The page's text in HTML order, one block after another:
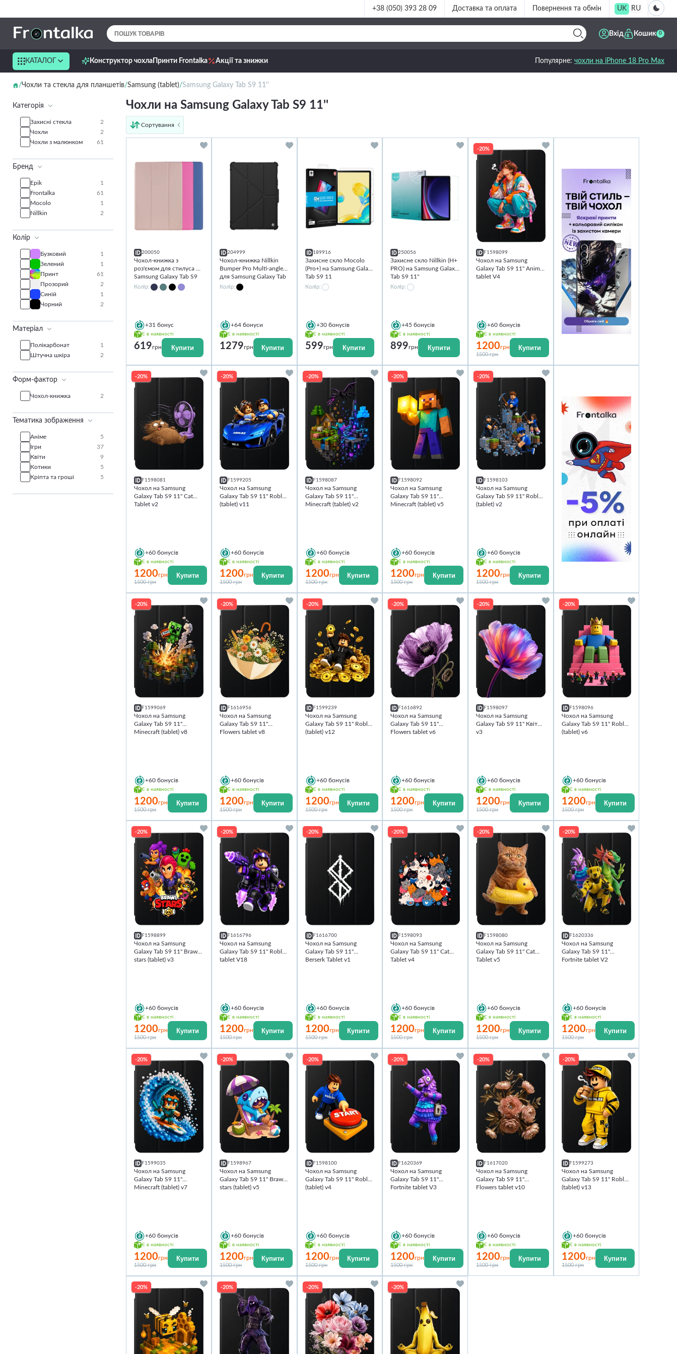
+38 (050) 393 28 09 Доставка та оплата Повернення та обмін UK RU
Вхід Кошик 0
КАТАЛОГ Конструктор чохла Принти Frontalka Акції та знижки Популярне: чохли на iPhone 18 Pro Max
Чохли та стекла для планшетів Samsung (tablet) Samsung Galaxy Tab S9 11''
Категорія
Захисні стекла
2
Чохли
2
Чохли з малюнком
61
Бренд
Epik
1
Frontalka
61
Mocolo
1
Nillkin
2
Колір
Бузковий
1
Зелений
1
Принт
61
Прозорий
2
Синій
1
Чорний
2
Матеріал
Полікарбонат
1
Штучна шкіра
2
Форм-фактор
Чохол-книжка 2
Тематика зображення
Аніме
5
Ігри
37
Квіти
9
Котики
5
Кріпта та гроші
5
Чохли на Samsung Galaxy Tab S9 11''
Сортування
від дешевих до дорогих
від дорогих до дешевих
200050
Чохол-книжка з
роз'ємом для стилуса на
Samsung Galaxy Tab S9
11''
Колір:
+31 бонус
Є в наявності
619грн Купити
204999
Чохол-книжка Nillkin
Bumper Pro Multi-angle
для Samsung Galaxy Tab
S9 11''
Колір:
+64 бонуси
Є в наявності
1279грн Купити
189916
Захисне скло Mocolo
(Pro+) на Samsung Galaxy
Tab S9 11
Колір:
+30 бонусів
Є в наявності
599грн Купити
250056
Захисне скло Nillkin (H+
PRO) на Samsung Galaxy
Tab S9 11''
Колір:
+45 бонусів
Є в наявності
899грн Купити
-20%
F1598099
Чохол на Samsung
Galaxy Tab S9 11'' Anime
tablet V4
+60 бонусів
Є в наявності
1200грн
1500 грн
Купити
-20%
F1598081
Чохол на Samsung
Galaxy Tab S9 11'' Cat
Tablet v2
+60 бонусів
Є в наявності
1200грн
1500 грн
Купити
-20%
F1599205
Чохол на Samsung
Galaxy Tab S9 11'' Roblox
(tablet) v11
+60 бонусів
Є в наявності
1200грн
1500 грн
Купити
-20%
F1598087
Чохол на Samsung
Galaxy Tab S9 11''
Minecraft (tablet) v2
+60 бонусів
Є в наявності
1200грн
1500 грн
Купити
-20%
F1598092
Чохол на Samsung
Galaxy Tab S9 11''
Minecraft (tablet) v5
+60 бонусів
Є в наявності
1200грн
1500 грн
Купити
-20%
F1598103
Чохол на Samsung
Galaxy Tab S9 11'' Roblox
(tablet) v2
+60 бонусів
Є в наявності
1200грн
1500 грн
Купити
-20%
F1599069
Чохол на Samsung
Galaxy Tab S9 11''
Minecraft (tablet) v8
+60 бонусів
Є в наявності
1200грн
1500 грн
Купити
-20%
F1616956
Чохол на Samsung
Galaxy Tab S9 11''
Flowers tablet v8
+60 бонусів
Є в наявності
1200грн
1500 грн
Купити
-20%
F1599239
Чохол на Samsung
Galaxy Tab S9 11'' Roblox
(tablet) v12
+60 бонусів
Є в наявності
1200грн
1500 грн
Купити
-20%
F1616892
Чохол на Samsung
Galaxy Tab S9 11''
Flowers tablet v6
+60 бонусів
Є в наявності
1200грн
1500 грн
Купити
-20%
F1598097
Чохол на Samsung
Galaxy Tab S9 11'' Квіти
v3
+60 бонусів
Є в наявності
1200грн
1500 грн
Купити
-20%
F1598096
Чохол на Samsung
Galaxy Tab S9 11'' Roblox
(tablet) v6
+60 бонусів
Є в наявності
1200грн
1500 грн
Купити
-20%
F1598899
Чохол на Samsung
Galaxy Tab S9 11'' Brawl
stars (tablet) v3
+60 бонусів
Є в наявності
1200грн
1500 грн
Купити
-20%
F1616796
Чохол на Samsung
Galaxy Tab S9 11'' Roblox
tablet V18
+60 бонусів
Є в наявності
1200грн
1500 грн
Купити
-20%
F1616700
Чохол на Samsung
Galaxy Tab S9 11''
Berserk Tablet v1
+60 бонусів
Є в наявності
1200грн
1500 грн
Купити
-20%
F1598093
Чохол на Samsung
Galaxy Tab S9 11'' Cat
Tablet v4
+60 бонусів
Є в наявності
1200грн
1500 грн
Купити
-20%
F1598080
Чохол на Samsung
Galaxy Tab S9 11'' Cat
Tablet v5
+60 бонусів
Є в наявності
1200грн
1500 грн
Купити
-20%
F1620336
Чохол на Samsung
Galaxy Tab S9 11''
Fortnite tablet V2
+60 бонусів
Є в наявності
1200грн
1500 грн
Купити
-20%
F1599035
Чохол на Samsung
Galaxy Tab S9 11''
Minecraft (tablet) v7
+60 бонусів
Є в наявності
1200грн
1500 грн
Купити
-20%
F1598967
Чохол на Samsung
Galaxy Tab S9 11'' Brawl
stars (tablet) v5
+60 бонусів
Є в наявності
1200грн
1500 грн
Купити
-20%
F1598100
Чохол на Samsung
Galaxy Tab S9 11'' Roblox
(tablet) v4
+60 бонусів
Є в наявності
1200грн
1500 грн
Купити
-20%
F1620369
Чохол на Samsung
Galaxy Tab S9 11''
Fortnite tablet V3
+60 бонусів
Є в наявності
1200грн
1500 грн
Купити
-20%
F1617020
Чохол на Samsung
Galaxy Tab S9 11''
Flowers tablet v10
+60 бонусів
Є в наявності
1200грн
1500 грн
Купити
-20%
F1599273
Чохол на Samsung
Galaxy Tab S9 11'' Roblox
(tablet) v13
+60 бонусів
Є в наявності
1200грн
1500 грн
Купити
-20% -20% -20% -20%